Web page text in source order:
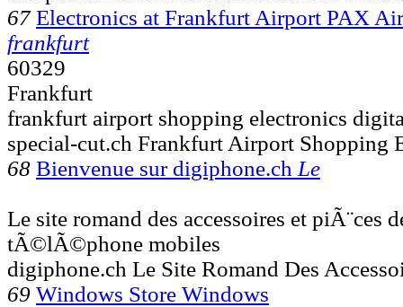
67 Electronics at Frankfurt Airport PAX
frankfurt
60329
Frankfurt
frankfurt airport shopping electronics
special-cut.ch Frankfurt Airport Shopping
68 Bienvenue sur digiphone.ch Le
Le site romand des accessoires et piÃ¨ces
tÃ©lÃ©phone mobiles
digiphone.ch Le Site Romand Des
69 Windows Store Windows